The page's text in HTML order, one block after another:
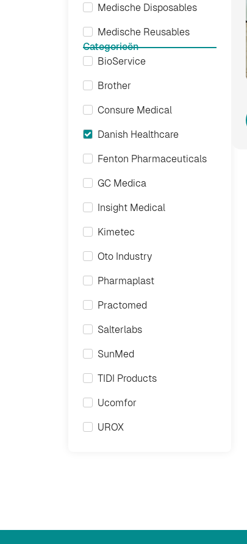
Medische Disposables
Medische Reusables
Categorieën
BioService
Brother
Consure Medical
Danish Healthcare
Fenton Pharmaceuticals
GC Medica
Insight Medical
Kimetec
Oto Industry
Pharmaplast
Practomed
Salterlabs
SunMed
TIDI Products
Ucomfor
UROX